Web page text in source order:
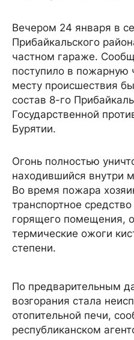
Вечером 24 января в
Прибайкальского
частном гараже.
поступило в пожарную
месту происшествия
состав 8-го
Государственной
Бурятии.
Огонь полностью
находившийся внутри
Во время пожара
транспортное
горящего помещения,
термические ожоги
степени.
По предварительным
возгорания стала
отопительной печи,
республиканском